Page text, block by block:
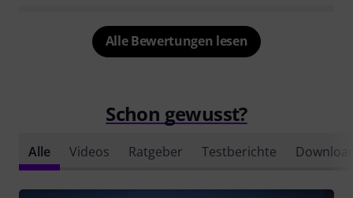
Alle Bewertungen lesen
Schon gewusst?
Alle Videos Ratgeber Testberichte